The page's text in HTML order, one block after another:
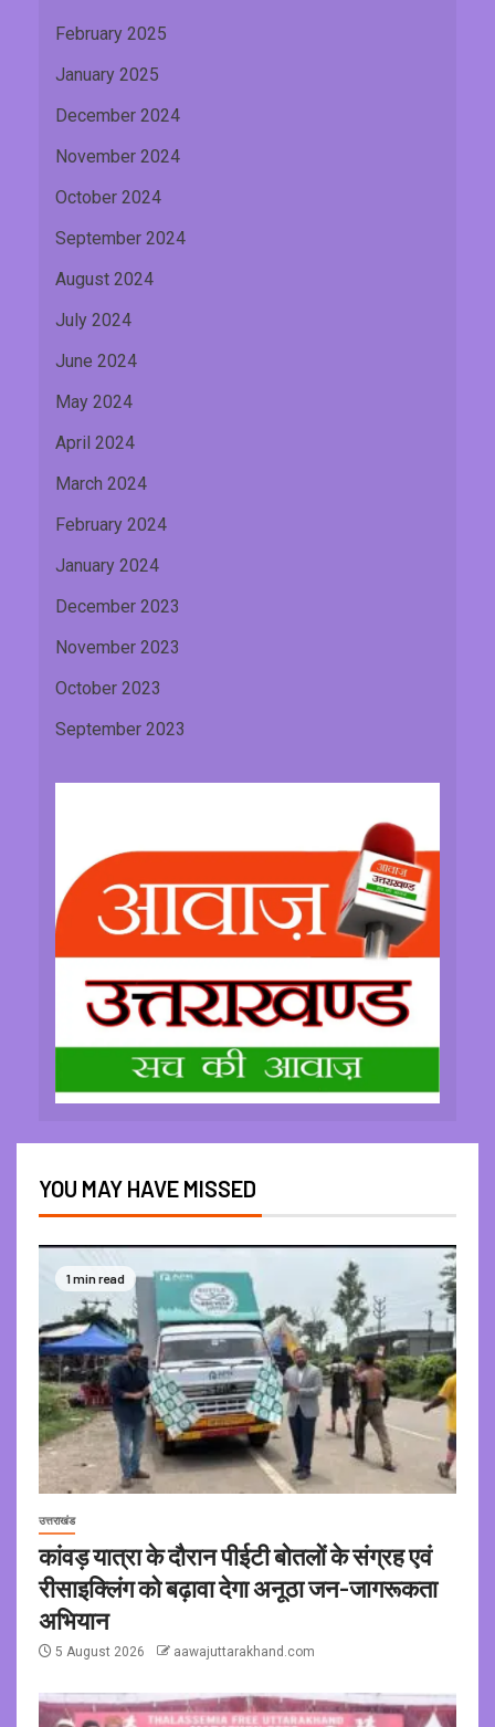
February 2025
January 2025
December 2024
November 2024
October 2024
September 2024
August 2024
July 2024
June 2024
May 2024
April 2024
March 2024
February 2024
January 2024
December 2023
November 2023
October 2023
September 2023
YOU MAY HAVE MISSED
1 min read
उत्तराखंड
कांवड़ यात्रा के दौरान पीईटी बोतलों के संग्रह एवं
रीसाइक्लिंग को बढ़ावा देगा अनूठा जन-जागरूकता
अभियान
5 August 2026 aawajuttarakhand.com